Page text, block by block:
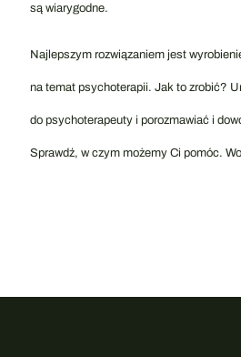
są wiarygodne.
Najlepszym rozwiązaniem jest
na temat psychoterapii. Jak to zrobić?
do psychoterapeuty i porozmawiać i
Sprawdź, w czym możemy Ci pomóc.